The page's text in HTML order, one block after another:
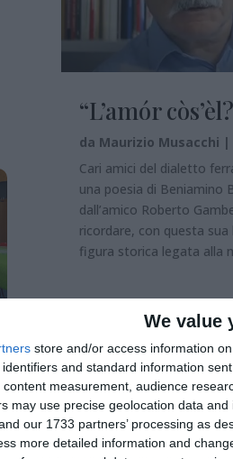
We value
store and/or access information
and standard information
measurement, audience
may use precise geolocation data
our 1733 partners’ processing as
more detailed information and
“L’amór
da Maurizio Musacchi |
Cari amici del dialetto
una poesia di Beniamino
dall’amico Roberto
ricordare, con questa sua
figura storica legata alla